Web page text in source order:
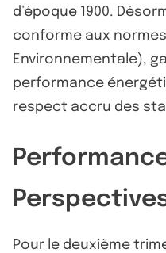
d’époque 1900.
conforme aux normes
Environnementale),
performance
respect accru des
Pour le deuxième